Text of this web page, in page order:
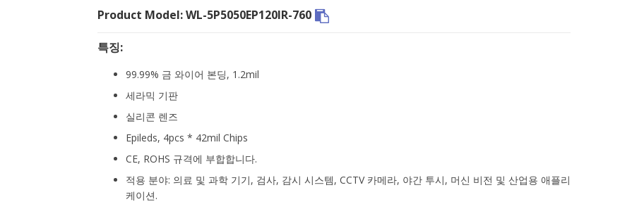
Product Model: WL-5P5050EP120IR-760
특징:
99.99% 금 와이어 본딩, 1.2mil
세라믹 기판
실리콘 렌즈
Epileds, 4pcs * 42mil Chips
CE, ROHS 규격에 부합합니다.
적용 분야: 의료 및 과학 기기, 검사, 감시 시스템, CCTV 카메라, 야간 투시, 머신 비전 및 산업용 애플리
케이션.